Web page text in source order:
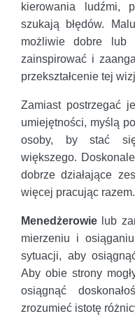
kierowania ludźmi,
szukają błędów.
możliwie dobre
zainspirować i
przekształcenie tej
Zamiast postrzegać
umiejętności, myślą
osoby, by stać
większego.
dobrze działające
więcej pracując razem.
Menedżerowie lub
mierzeniu i
sytuacji, aby
Aby obie strony
osiągnąć
zrozumieć istotę